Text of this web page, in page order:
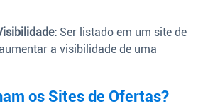
Ser listado em um site de
a visibilidade de uma
os Sites de Ofertas?